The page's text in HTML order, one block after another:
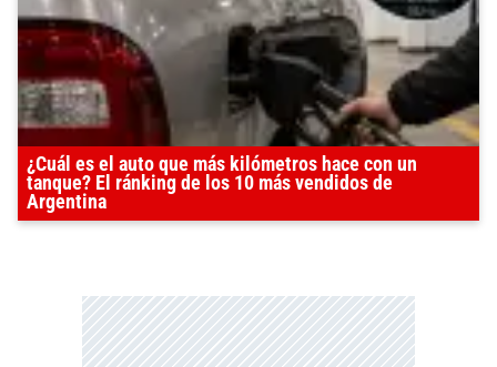
¿Cuál es el auto que más kilómetros hace con un
tanque? El ránking de los 10 más vendidos de
Argentina